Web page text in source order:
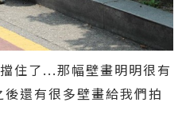
住了...那幅壁畫明明很有
還有很多壁畫給我們拍